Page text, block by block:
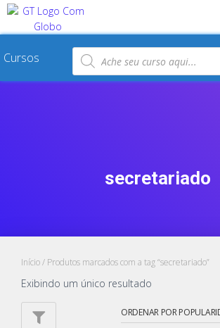
Cursos
secretariado
Início/ Produtos marcados com a tag “secretariado”
Exibindo um único resultado